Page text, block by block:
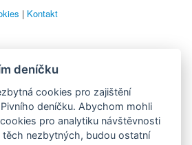
| Kontakt
aka Emka
deníčku
cookies pro zajištění
deníčku. Abychom mohli
pro analytiku návštěvnosti
těch nezbytných, budou ostatní